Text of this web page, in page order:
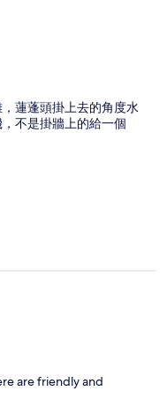
蓮蓬頭掛上去的角度水
不是掛牆上的給一個
are friendly and